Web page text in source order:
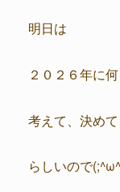
明日は
２０２６年に
考えて、決め
らしいので